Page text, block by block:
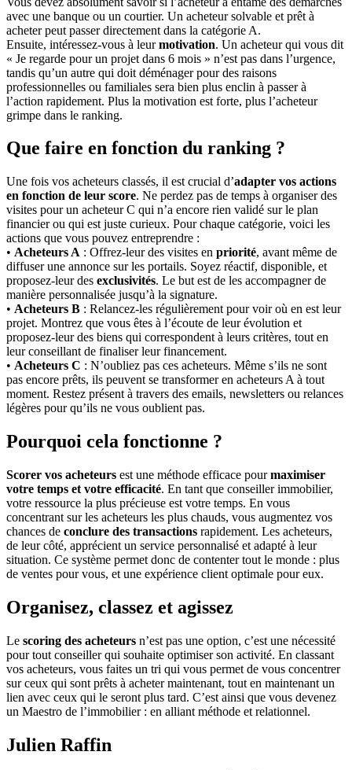
avec une banque ou un courtier. Un acheteur solvable et prêt à
acheter peut passer directement dans la catégorie A.
Ensuite, intéressez-vous à leurmotivation. Un acheteur qui vous dit
« Je regarde pour un projet dans 6 mois » n’est pas dans l’urgence,
tandis qu’un autre qui doit déménager pour des raisons
professionnelles ou familiales sera bien plus enclin à passer à
l’action rapidement. Plus la motivation est forte, plus l’acheteur
grimpe dans le ranking.
Que faire en fonction du ranking ?
Une fois vos acheteurs classés, il est crucial d’adapter vos actions
en fonction de leur score. Ne perdez pas de temps à organiser des
visites pour un acheteur C qui n’a encore rien validé sur le plan
financier ou qui est juste curieux. Pour chaque catégorie, voici les
actions que vous pouvez entreprendre :
• Acheteurs A : Offrez-leur des visites en priorité, avant même de
diffuser une annonce sur les portails. Soyez réactif, disponible, et
proposez-leur des exclusivités. Le but est de les accompagner de
manière personnalisée jusqu’à la signature.
• Acheteurs B : Relancez-les régulièrement pour voir où en est leur
projet. Montrez que vous êtes à l’écoute de leur évolution et
proposez-leur des biens qui correspondent à leurs critères, tout en
leur conseillant de finaliser leur financement.
• Acheteurs C : N’oubliez pas ces acheteurs. Même s’ils ne sont
pas encore prêts, ils peuvent se transformer en acheteurs A à tout
moment. Restez présent à travers des emails, newsletters ou relances
légères pour qu’ils ne vous oublient pas.
Pourquoi cela fonctionne ?
Scorer vos acheteurs est une méthode efficace pourmaximiser
votre temps et votre efficacité. En tant que conseiller immobilier,
votre ressource la plus précieuse est votre temps. En vous
concentrant sur les acheteurs les plus chauds, vous augmentez vos
chances de conclure des transactions rapidement. Les acheteurs,
de leur côté, apprécient un service personnalisé et adapté à leur
situation. Ce système permet donc de contenter tout le monde : plus
de ventes pour vous, et une expérience client optimale pour eux.
Organisez, classez et agissez
Le scoring des acheteurs n’est pas une option, c’est une nécessité
pour tout conseiller qui souhaite optimiser son activité. En classant
vos acheteurs, vous faites un tri qui vous permet de vous concentrer
sur ceux qui sont prêts à acheter maintenant, tout en maintenant un
lien avec ceux qui le seront plus tard. C’est ainsi que vous devenez
un Maestro de l’immobilier : en alliant méthode et relationnel.
Julien Raffin